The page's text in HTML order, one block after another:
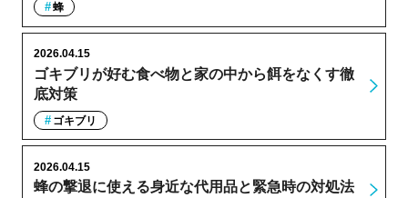
蜂
ゴキブリが好む食べ物と家の中から餌をなくす徹
底対策
2026.04.15
ゴキブリ
蜂の撃退に使える身近な代用品と緊急時の対処法
2026.04.15